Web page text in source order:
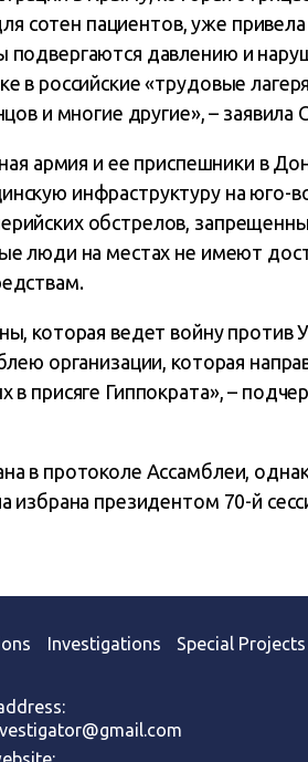
пациентов, уже привела
давлению и
в российские «трудовые
и многие другие», – заявила
армия и ее приспешники в
инфраструктуру на юго-
обстрелов,
люди на местах не имеют
которая ведет войну против
организации, которая
присяге Гиппократа», –
в протоколе Ассамблеи,
избрана президентом 70-й
Investigations Special Projects